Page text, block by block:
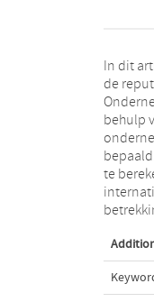
In dit
de
behulp
te
het
Finland
scoort en